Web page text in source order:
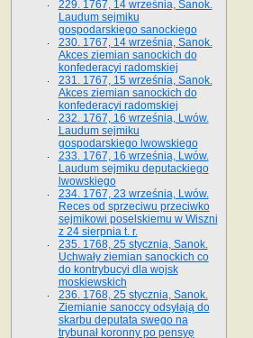
229. 1767, 14 września, Sanok.
Laudum sejmiku
gospodarskiego sanockiego
230. 1767, 14 września, Sanok.
Akces ziemian sanockich do
konfederacyi radomskiej
231. 1767, 15 września, Sanok.
Akces ziemian sanockich do
konfederacyi radomskiej
232. 1767, 16 września, Lwów.
Laudum sejmiku
gospodarskiego lwowskiego
233. 1767, 16 września, Lwów.
Laudum sejmiku deputackiego
lwowskiego
234. 1767, 23 września, Lwów.
Reces od sprzeciwu przeciwko
sejmikowi poselskiemu w Wiszni
z 24 sierpnia t. r.
235. 1768, 25 stycznia, Sanok.
Uchwały ziemian sanockich co
do kontrybucyi dla wojsk
moskiewskich
236. 1768, 25 stycznia, Sanok.
Ziemianie sanoccy odsyłają do
skarbu deputata swego na
trybunał koronny po pensyę